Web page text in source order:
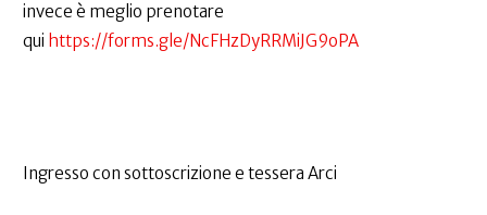
invece è meglio prenotare
qui https://forms.gle/NcFHzDyRRMiJG9oPA
Ingresso con sottoscrizione e tessera Arci